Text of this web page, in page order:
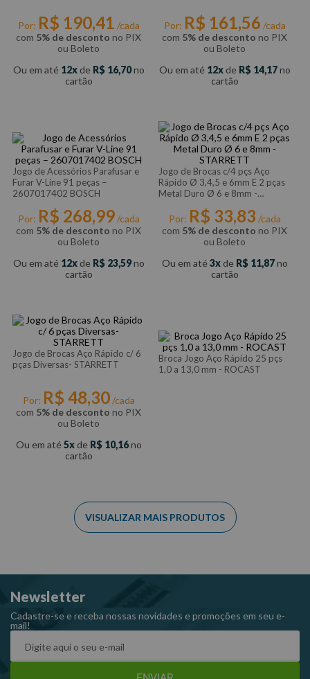
Por: R$ 190,41 /cada
com 5% de desconto no PIX
ou Boleto
Ou em até 12 de R$ 16,70no
cartão
Por: R$ 161,56 /cada
com 5% de desconto no PIX
ou Boleto
Ou em até 12 de R$ 14,17no
cartão
Jogo de Acessórios Parafusar e
Furar V-Line 91 peças –
2607017402 BOSCH
Por: R$ 268,99/cada
com 5% de desconto no PIX
ou Boleto
Ou em até 12 de R$ 23,59no
cartão
Jogo de Brocas c/4 pçs Aço
Rápido Ø 3,4,5 e 6mm E 2 pças
Metal Duro Ø 6 e 8mm -
Por: R$ 33,83 /cada
com 5% de desconto no PIX
ou Boleto
Ou em até 3 de R$ 11,87no
cartão
Jogo de Brocas Aço Rápido c/ 6
pças Diversas- STARRETT
Por: R$ 48,30/cada
com 5% de desconto no PIX
ou Boleto
Ou em até 5 de R$ 10,16no
cartão
Broca Jogo Aço Rápido 25 pçs
1,0 a 13,0 mm - ROCAST
Newsletter
Cadastre-se e receba nossas novidades e promoções em seu e-
mail!